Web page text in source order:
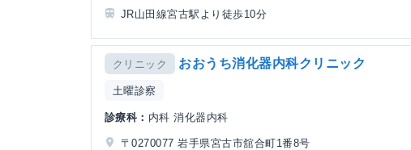
JR山田線宮古駅より徒歩10分
クリニック おおうち消化器内科クリニック
土曜診察
診療科： 内科 消化器内科
〒0270077 岩手県宮古市舘合町1番8号